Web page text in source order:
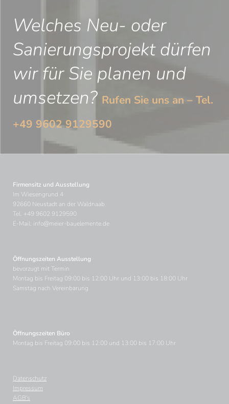
Welches Neu- oder
Sanierungsprojekt dürfen
wir für Sie planen und
umsetzen? Rufen Sie uns an – Tel.
+49 9602 9129590
Firmensitz und Ausstellung
Im Wiesengrund 4
92660 Neustadt an der Waldnaab
Tel. +49 9602 9129590
E-Mail: info@meier-bauelemente.de
Öffnungszeiten Ausstellung
bevorzugt mit Termin
Montag bis Freitag 09:00 bis 12:00 Uhr und 13:00 bis 18:00 Uhr
Samstag nach Vereinbarung
Öffnungszeiten Büro
Montag bis Freitag 09:00 bis 12:00 und 13:00 bis 17:00 Uhr
Navigation
überspringen
Datenschutz
Impressum
AGB's